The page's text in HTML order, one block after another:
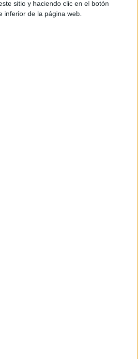
sitio y haciendo clic en el botón
inferior de la página web.